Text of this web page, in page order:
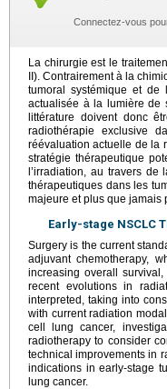
Connectez-vous
La chirurgie est le
II). Contrairement à la
tumoral systémique et de
actualisée à la lumière de
littérature doivent donc
radiothérapie exclusive
réévaluation actuelle de la
stratégie thérapeutique
l’irradiation, au travers
thérapeutiques dans les
majeure et plus que jamais
Early-stage
Surgery is the current
adjuvant chemotherapy,
increasing overall
recent evolutions in
interpreted, taking into
with current radiation
cell lung cancer,
radiotherapy to consider
technical improvements in
indications in early-stage
lung cancer.